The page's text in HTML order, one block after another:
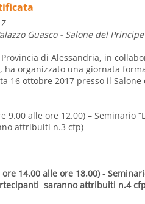
Guasco - Salone del
di Alessandria, in
ha organizzato una giornata
16 ottobre 2017 presso il Salone
alle ore 12.00) – Seminario
attribuiti n.3 cfp)
14.00 alle ore 18.00) -
saranno attribuiti n.4